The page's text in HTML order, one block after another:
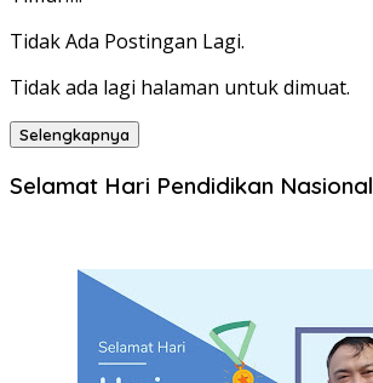
Tidak Ada Postingan Lagi.
Tidak ada lagi halaman untuk dimuat.
Selengkapnya
Selamat Hari Pendidikan Nasional